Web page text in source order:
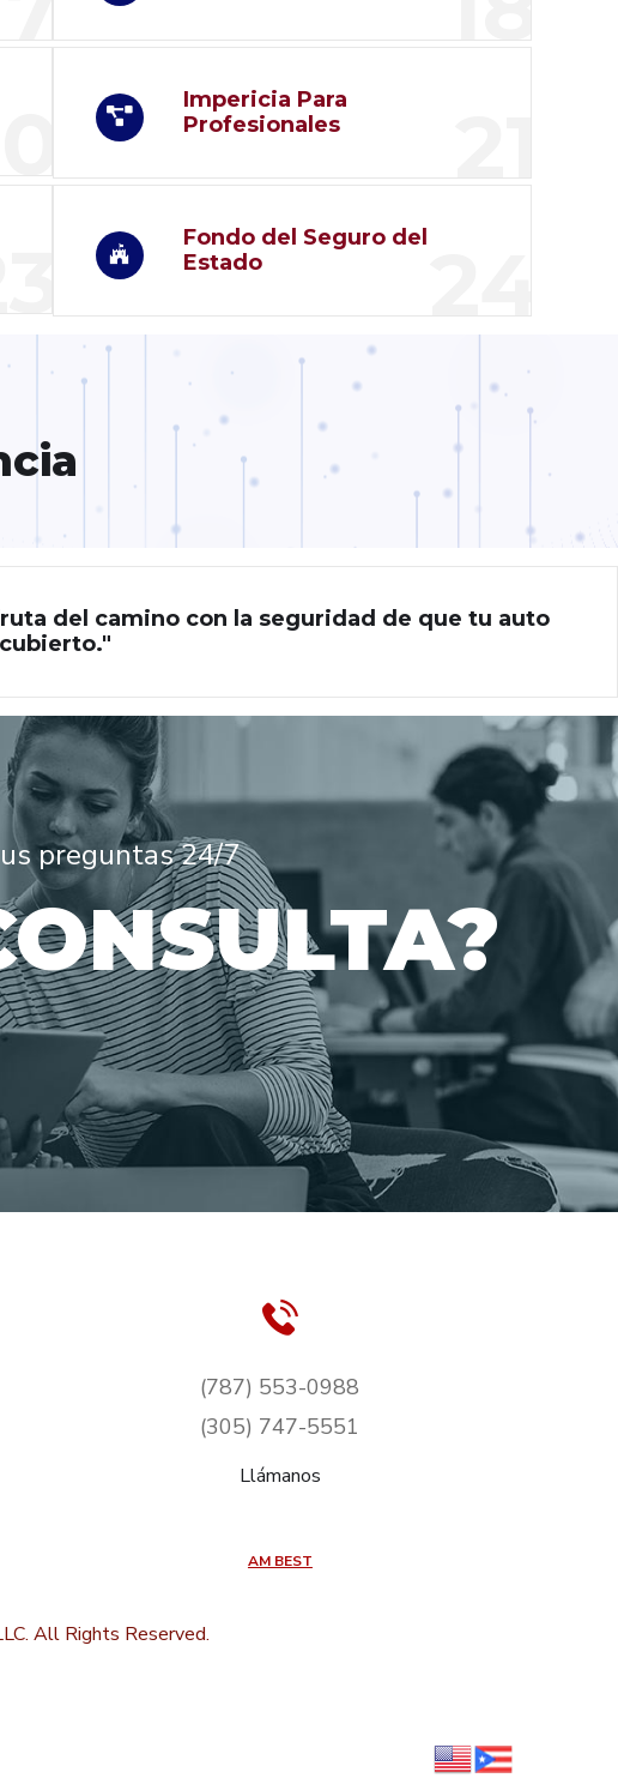
Impericia Para
Profesionales
Fondo del Seguro del
Estado
del camino con la seguridad de que tu auto
preguntas 24/7
(787) 553-0988
(305) 747-5551
Llámanos
AM BEST
All Rights Reserved.